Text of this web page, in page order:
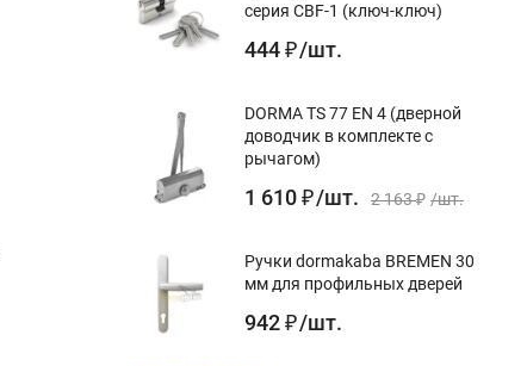
серия CBF-1 (ключ-ключ)
444 ₽/шт.
DORMA TS 77 EN 4 (дверной
доводчик в комплекте с
рычагом)
1 610 ₽/шт. 2 163 ₽ /шт.
Ручки dormakaba BREMEN 30
мм для профильных дверей
942 ₽/шт.